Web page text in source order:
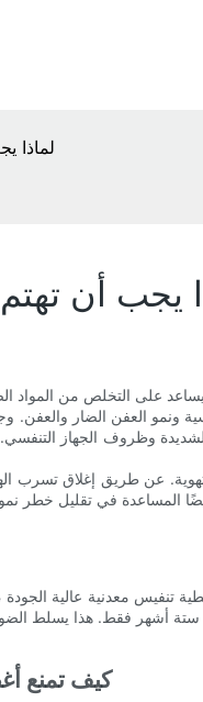
لماذا
يجب أن
على التخلص من المواد
العفن الضار والعفن.
الشديدة وظروف الجهاز
عن طريق إغلاق تسرب
تنفيس معدنية عالية
كيف تمنع